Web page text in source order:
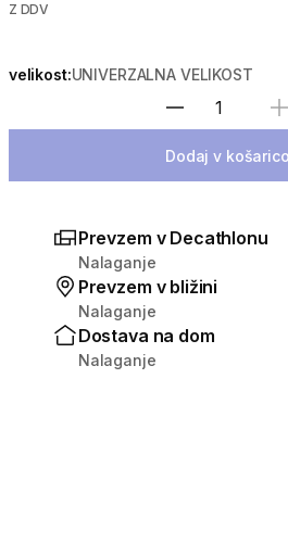
Z DDV
velikost:UNIVERZALNA VELIKOST
Izberite
Dodaj v košarico
Prevzem v Decathlonu
Nalaganje
Prevzem v bližini
Nalaganje
Dostava na dom
Nalaganje